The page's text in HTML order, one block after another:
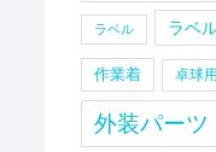
ラベル ラベ
作業着 卓球
外装パーツ